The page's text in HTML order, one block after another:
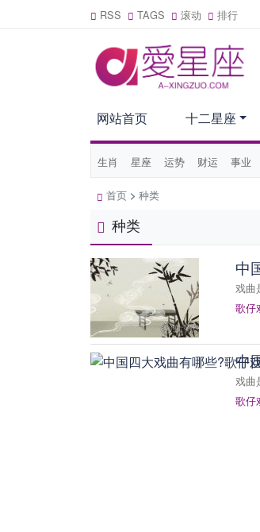
RSS TAGS 滚动 排行
网站首页
生肖 星座 运势 财运 事业
十二星座
首页 > 种类
种类
中
戏曲
歌仔
中
戏曲
歌仔